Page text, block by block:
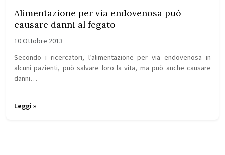
Alimentazione per via endovenosa può
causare danni al fegato
10 Ottobre 2013
Secondo i ricercatori, l’alimentazione per via endovenosa in
alcuni pazienti, può salvare loro la vita, ma può anche causare
danni…
Leggi »